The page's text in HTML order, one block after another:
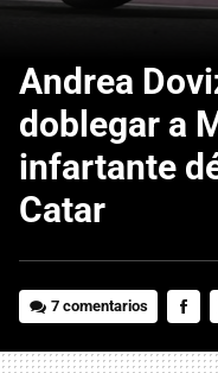
Andrea
doblegar a
infartante
Catar
7 comentarios